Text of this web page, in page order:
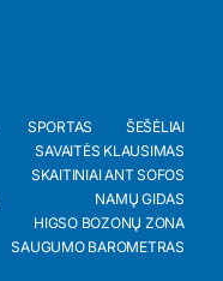
SPORTAS
ŠEŠĖLIAI
SAVAITĖS KLAUSIMAS
SKAITINIAI ANT SOFOS
NAMŲ GIDAS
HIGSO BOZONŲ ZONA
SAUGUMO BAROMETRAS